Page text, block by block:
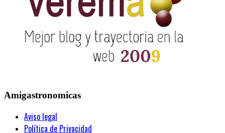
Amigastronomicas
Aviso legal
Política de Privacidad